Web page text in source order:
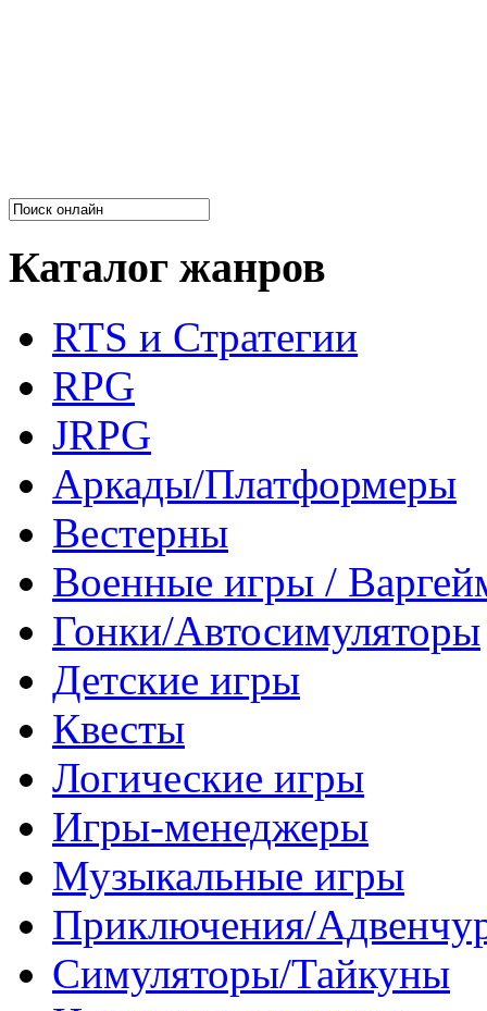
Каталог жанров
RTS и Стратегии
RPG
JRPG
Аркады/Платформеры
Вестерны
Военные игры /
Гонки/Автосимуляторы
Детские игры
Квесты
Логические игры
Игры-менеджеры
Музыкальные игры
Приключения/
Симуляторы/Тайкуны